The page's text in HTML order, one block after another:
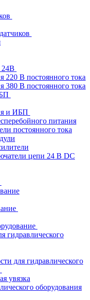
24В
220 В постоянного тока
380 В постоянного тока
и ИБП
питания
постоянного тока
цепи 24 В DC
гидравлического
для гидравлического
увязка
оборудования